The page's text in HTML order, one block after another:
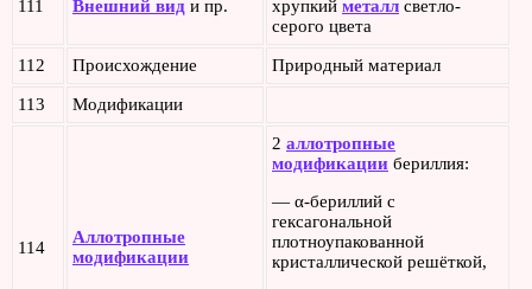
111 Внешний вид и пр. хрупкий металл светло-
серого цвета
112 Происхождение Природный материал
113 Модификации
114
Аллотропные
модификации
2 аллотропные
модификации бериллия:
— α-бериллий с
гексагональной
плотноупакованной
кристаллической решёткой,